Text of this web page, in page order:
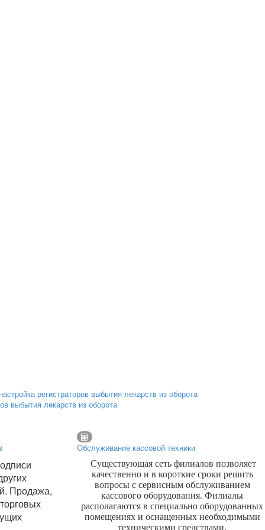
выбытия лекарств из оборота
Продажа,
Обслуживание кассовой техники
Существующая сеть филиалов позволяет
качественно и в короткие сроки решить
вопросы с сервисным обслуживанием
кассового оборудования. Филиалы
располагаются в специально оборудованных
помещениях и оснащенных необходимыми
техническими средствами.